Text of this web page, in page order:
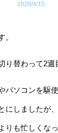
2020/4/15
。
替わって2週
パソコンを駆
にしましたが
りも忙しくな